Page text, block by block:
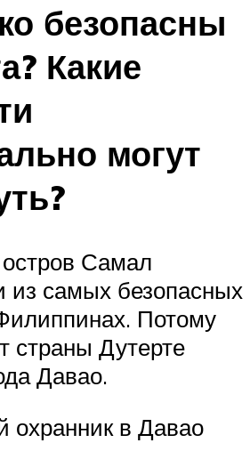
безопасны
Какие
могут
Самал
из самых безопасных
Потому
страны Дутерте
Давао.
в Давао